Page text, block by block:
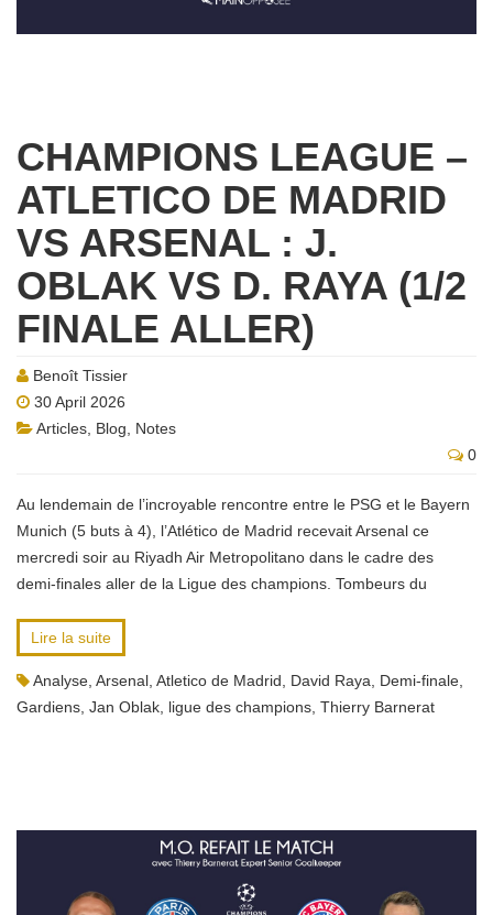
CHAMPIONS LEAGUE –
ATLETICO DE MADRID
VS ARSENAL : J.
OBLAK VS D. RAYA (1/2
FINALE ALLER)
Benoît Tissier
30 April 2026
Articles Blog
Notes
0
Au lendemain de l’incroyable rencontre entre le PSG et le Bayern
Munich (5 buts à 4), l’Atlético de Madrid recevait Arsenal ce
mercredi soir au Riyadh Air Metropolitano dans le cadre des
demi-finales aller de la Ligue des champions. Tombeurs du
Lire la suite
Analyse Arsenal Atletico de Madrid David Raya Demi-finale
Gardiens Jan Oblak ligue des champions Thierry Barnerat